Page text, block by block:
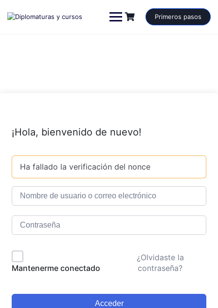
contenido
Primeros pasos
¡Hola, bienvenido de nuevo!
Ha fallado la verificación del nonce
Mantenerme conectado
¿Olvidaste la
contraseña?
Acceder